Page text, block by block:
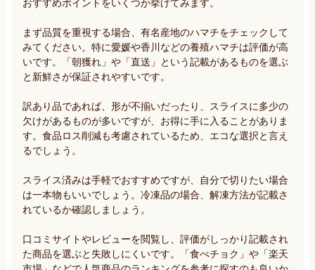
おすすめポイントをいくつか挙げてみます。
まず品質を重視する場合、有名産地のハマチをチェックして
みてください。特に愛媛や香川などの養殖ハマチは評価が高
いです。「朝獲れ」や「直送」という記載があるものを選ぶ
と新鮮さが保証されやすいです。
訳あり品であれば、形が不揃いだったり、スライスに多少の
欠けがあるものが多いですが、お得に手に入ることがありま
す。食品ロス削減も考慮されているため、エコな選択と言え
るでしょう。
スライス済みは手軽でおすすめですが、自分で切りたい場合
は一本物もいいでしょう。冷凍品の場合、解凍方法が記載さ
れているか確認しましょう。
口コミサイトやレビューを閲覧し、評価がしっかり記載され
た商品を選ぶと失敗しにくいです。「食べチョク」や「楽天